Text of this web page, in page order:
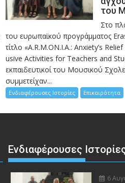
του
Στο
του ευρωπαϊκού προγράμματος
τίτλο «A.R.M.ON.I.A.: Anxiety’s
usive Activities for Teachers and
εκπαιδευτικοί του Μουσικού
συμμετείχαν...
Ενδιαφέρουσες Ιστορίες Επικαιρότητα
Ενδιαφέρουσες
6